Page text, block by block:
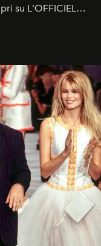
su L'OFFICIEL